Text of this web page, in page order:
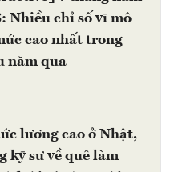
Nhiều chỉ số vĩ mô
cao nhất trong
năm qua
lương cao ở Nhật,
kỹ sư về quê làm